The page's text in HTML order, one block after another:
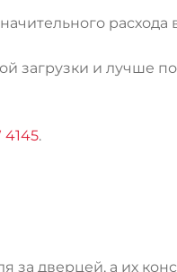
расхода
загрузки и лучше
4145.
за дверцей, а их